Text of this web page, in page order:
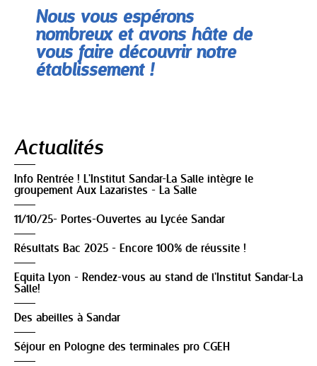
Nous vous espérons
nombreux et avons hâte de
vous faire découvrir notre
établissement !
Actualités
Info Rentrée ! L'Institut Sandar-La Salle intègre le
groupement Aux Lazaristes - La Salle
11/10/25- Portes-Ouvertes au Lycée Sandar
Résultats Bac 2025 - Encore 100% de réussite !
Equita Lyon - Rendez-vous au stand de l'Institut Sandar-La
Salle!
Des abeilles à Sandar
Séjour en Pologne des terminales pro CGEH